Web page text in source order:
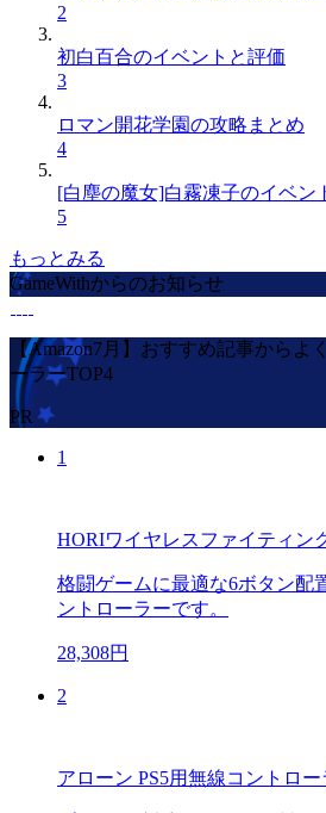
2
初白百合のイベントと評価
3
ロマン開花学園の攻略まとめ
4
[白塵の魔女]白霧凍子のイベン
5
もっとみる
GameWithからのお知らせ
【Amazon7月】おすすめ記事からよ
ーラーTOP4
PR
1
HORIワイヤレスファイティン
格闘ゲームに最適な6ボタン配
ントローラーです。
28,308円
2
アローン PS5用無線コントロー